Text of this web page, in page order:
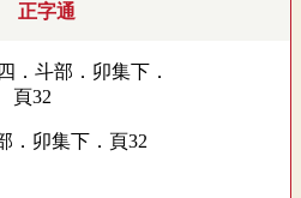
正字通
．卯集下．頁32